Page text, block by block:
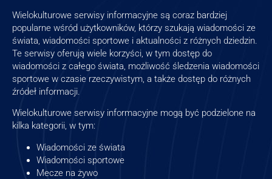
Wielokulturowe serwisy informacyjne są coraz bardziej
popularne wśród użytkowników, którzy szukają wiadomości ze
świata, wiadomości sportowe i aktualności z różnych dziedzin.
Te serwisy oferują wiele korzyści, w tym dostęp do
wiadomości z całego świata, możliwość śledzenia wiadomości
sportowe w czasie rzeczywistym, a także dostęp do różnych
źródeł informacji.
Wielokulturowe serwisy informacyjne mogą być podzielone na
kilka kategorii, w tym:
Wiadomości ze świata
Wiadomości sportowe
Mecze na żywo